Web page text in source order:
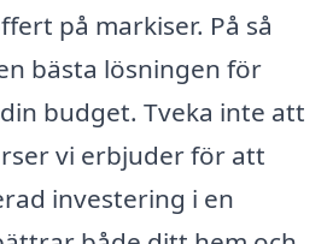
på markiser. På så
bästa lösningen för
budget. Tveka inte att
vi erbjuder för att
investering i en